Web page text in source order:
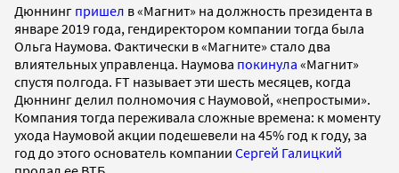
Дюннинг пришел в «Магнит» на должность президента в
январе 2019 года, гендиректором компании тогда была
Ольга Наумова. Фактически в «Магните» стало два
влиятельных управленца. Наумова покинула «Магнит»
спустя полгода. FT называет эти шесть месяцев, когда
Дюннинг делил полномочия с Наумовой, «непростыми».
Компания тогда переживала сложные времена: к моменту
ухода Наумовой акции подешевели на 45% год к году, за
год до этого основатель компании Сергей Галицкий